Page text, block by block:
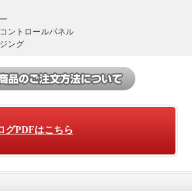
ントロールパネル
ング
グPDFはこちら